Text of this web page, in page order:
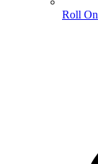
Roll On